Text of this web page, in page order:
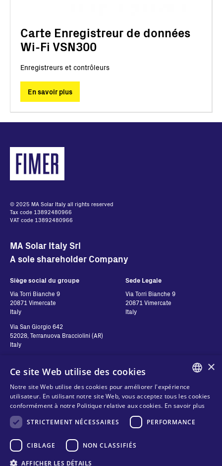
Carte Enregistreur de données
Wi-Fi VSN300
Enregistreurs et contrôleurs
En savoir plus
© 2025 MA Solar Italy all rights reserved
Tax code 13892480966
VAT code 13892480966
MA Solar Italy Srl
A sole shareholder Company
Siège social du groupe
Via Torri Bianche 9
20871 Vimercate
Italy
Via San Giorgio 642
52028, Terranuova Bracciolini (AR)
Italy
Sede Legale
Via Torri Bianche 9
20871 Vimercate
Italy
Contatti
Contactez-nous
Suivez-nous
Vie privée
Conditions générales
ENGLISH
ITALIAN
×
Ce site Web utilise des cookies
Notre site Web utilise des cookies pour améliorer l'expérience
utilisateur. En utilisant notre site Web, vous acceptez tous les cookies
conformément à notre Politique relative aux cookies. En savoir plus
STRICTEMENT NÉCESSAIRES
PERFORMANCE
CIBLAGE NON CLASSIFIÉS
AFFICHER LES DÉTAILS